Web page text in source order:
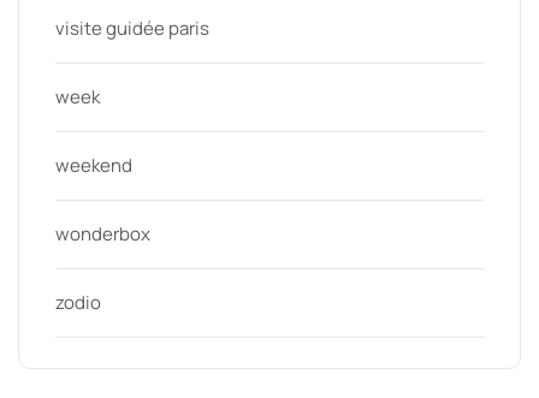
visite guidée paris
week
weekend
wonderbox
zodio